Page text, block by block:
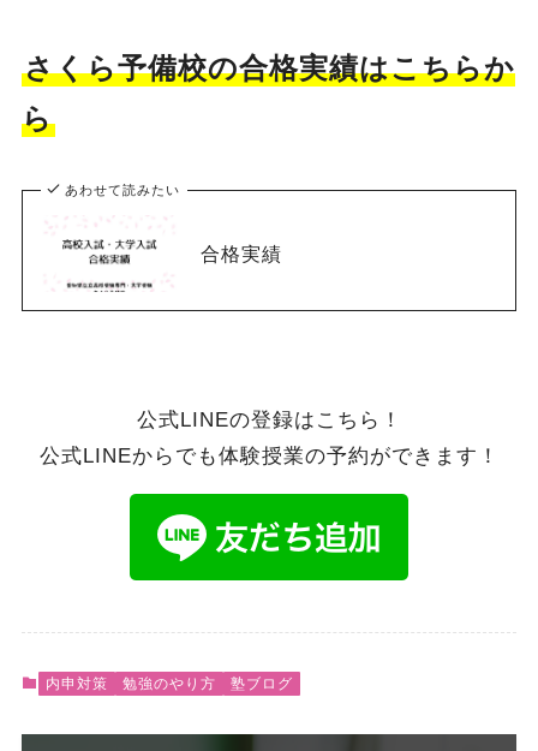
さくら予備校の合格実績はこちらか
ら
あわせて読みたい
合格実績
公式LINEの登録はこちら！
公式LINEからでも体験授業の予約ができます！
内申対策 勉強のやり方 塾ブログ